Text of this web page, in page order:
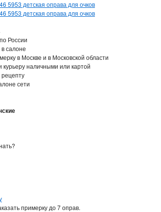
России
салоне
в Москве и в Московской области
наличными или картой
сети
примерку до 7 оправ.